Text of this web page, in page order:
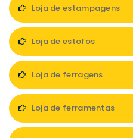
Loja de estampagens
Loja de estofos
Loja de ferragens
Loja de ferramentas